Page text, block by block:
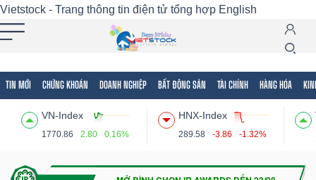
Vietstock - Trang thông tin điện tử tổng hợp English
TIN MỚI CHỨNG KHOÁN DOANH NGHIỆP BẤT ĐỘNG SẢN TÀI CHÍNH HÀNG HÓA
VN-Index
1770.86 2.80 0.16%
HNX-Index
289.58 -3.86 -1.32%
Tất cả Tính năng Ngành Mã chứng khoán
Tính
(-)